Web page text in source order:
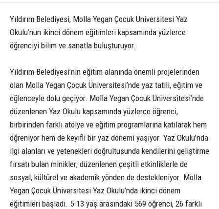
Yıldırım Belediyesi, Molla Yegan Çocuk Üniversitesi Yaz
Okulu’nun ikinci dönem eğitimleri kapsamında yüzlerce
öğrenciyi bilim ve sanatla buluşturuyor.
Yıldırım Belediyesi’nin eğitim alanında önemli projelerinden
olan Molla Yegan Çocuk Üniversitesi’nde yaz tatili, eğitim ve
eğlenceyle dolu geçiyor. Molla Yegan Çocuk Üniversitesi’nde
düzenlenen Yaz Okulu kapsamında yüzlerce öğrenci,
birbirinden farklı atölye ve eğitim programlarına katılarak hem
öğreniyor hem de keyifli bir yaz dönemi yaşıyor. Yaz Okulu’nda
ilgi alanları ve yetenekleri doğrultusunda kendilerini geliştirme
fırsatı bulan minikler; düzenlenen çeşitli etkinliklerle de
sosyal, kültürel ve akademik yönden de destekleniyor. Molla
Yegan Çocuk Üniversitesi Yaz Okulu’nda ikinci dönem
eğitimleri başladı. 5-13 yaş arasındaki 569 öğrenci, 26 farklı